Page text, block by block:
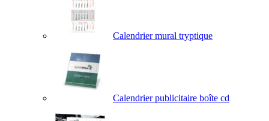
Calendrier mural tryptique
Calendrier publicitaire boîte cd